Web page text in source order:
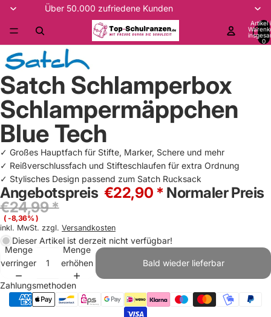
Über 50.000 zufriedene Kunden
Artikel
0
Satch Schlamperbox
Schlampermäppchen
Blue Tech
✓ Großes Hauptfach für Stifte, Marker, Schere und mehr
✓ Reißverschlussfach und Stifteschlaufen für extra Ordnung
✓ Stylisches Design passend zum Satch Rucksack
Angebotspreis €22,90 * Normaler Preis
€24,99 *
( -8,36% )
inkl. MwSt. zzgl. Versandkosten
Dieser Artikel ist derzeit nicht verfügbar!
Menge
verringern
Menge
erhöhen
Bald wieder lieferbar
Zahlungsmethoden